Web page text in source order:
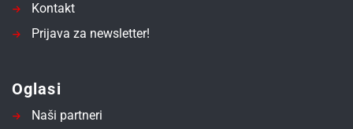
Kontakt
Prijava za newsletter!
Oglasi
Naši partneri